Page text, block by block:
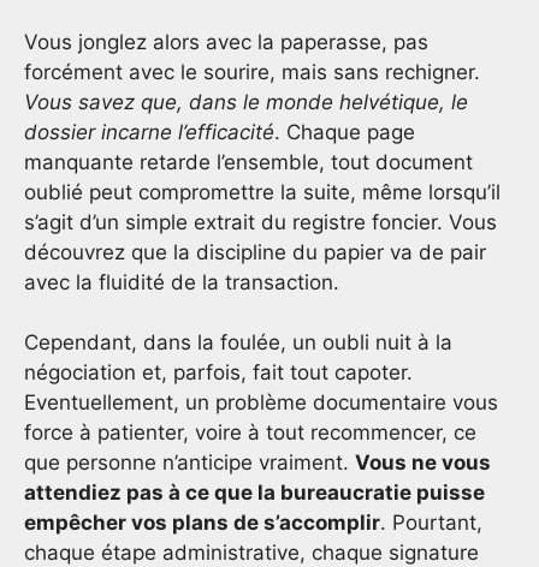
Vous jonglez alors avec la paperasse, pas
forcément avec le sourire, mais sans rechigner.
Vous savez que, dans le monde helvétique, le
dossier incarne l’efficacité. Chaque page
manquante retarde l’ensemble, tout document
oublié peut compromettre la suite, même lorsqu’il
s’agit d’un simple extrait du registre foncier. Vous
découvrez que la discipline du papier va de pair
avec la fluidité de la transaction.
Cependant, dans la foulée, un oubli nuit à la
négociation et, parfois, fait tout capoter.
Eventuellement, un problème documentaire vous
force à patienter, voire à tout recommencer, ce
que personne n’anticipe vraiment. Vous ne vous
attendiez pas à ce que la bureaucratie puisse
empêcher vos plans de s’accomplir. Pourtant,
chaque étape administrative, chaque signature